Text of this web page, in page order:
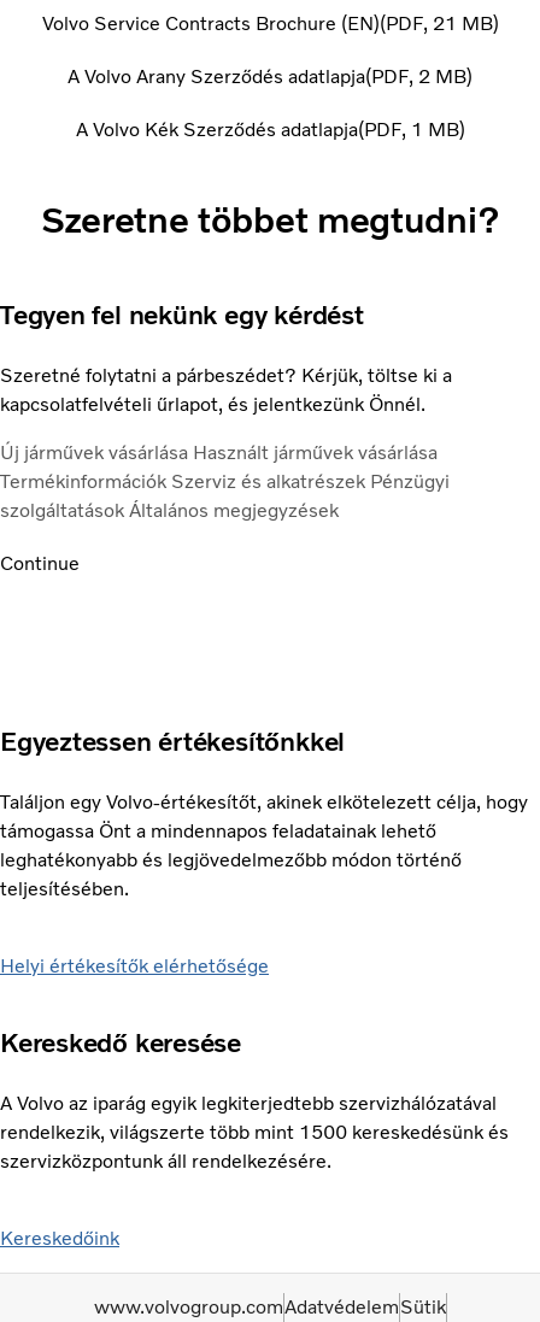
Volvo Service Contracts Brochure (EN) PDF 21 MB
A Volvo Arany Szerződés adatlapja PDF 2 MB
A Volvo Kék Szerződés adatlapja PDF 1 MB
Szeretne többet megtudni?
Tegyen fel nekünk egy kérdést
Szeretné folytatni a párbeszédet? Kérjük, töltse ki a
kapcsolatfelvételi űrlapot, és jelentkezünk Önnél.
Új járművek vásárlása Használt járművek vásárlása
Termékinformációk Szerviz és alkatrészek Pénzügyi
szolgáltatások Általános megjegyzések
Continue
Egyeztessen értékesítőnkkel
Találjon egy Volvo-értékesítőt, akinek elkötelezett célja, hogy
támogassa Önt a mindennapos feladatainak lehető
leghatékonyabb és legjövedelmezőbb módon történő
teljesítésében.
Helyi értékesítők elérhetősége
Kereskedő keresése
A Volvo az iparág egyik legkiterjedtebb szervizhálózatával
rendelkezik, világszerte több mint 1500 kereskedésünk és
szervizközpontunk áll rendelkezésére.
Kereskedőink
www.volvogroup.comAdatvédelemSütik